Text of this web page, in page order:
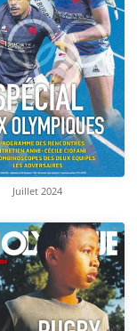
Juillet 2024